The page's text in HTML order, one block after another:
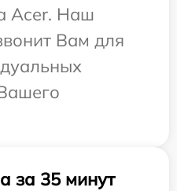
Acer. Наш
Вам для
за 35 минут